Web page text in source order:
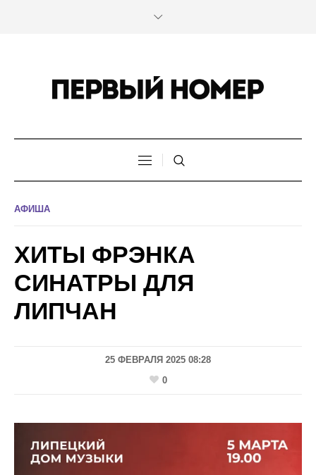
АФИША
ХИТЫ ФРЭНКА
СИНАТРЫ ДЛЯ
ЛИПЧАН
25 ФЕВРАЛЯ 2025 08:28
0